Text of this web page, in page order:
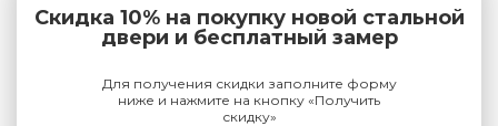
Скидка 10% на покупку новой стальной
двери и бесплатный замер
Для получения скидки заполните форму
ниже и нажмите на кнопку «Получить
скидку»